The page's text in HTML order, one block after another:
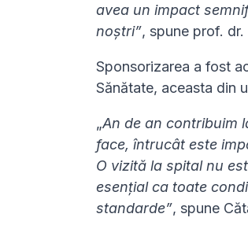
avea un impact
noștri”, spune prof.
Sponsorizarea a fost
Sănătate, aceasta din
„An de an contribuim
face, întrucât este
O vizită la spital nu
esențial ca toate
standarde”, spune